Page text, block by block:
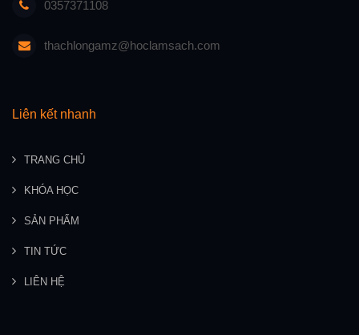
0357371108
thachlongamz@hoclamsach.com
Liên kết nhanh
TRANG CHỦ
KHÓA HỌC
SẢN PHẨM
TIN TỨC
LIÊN HỆ